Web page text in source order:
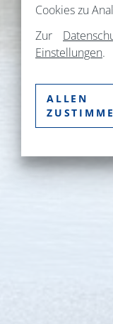
Cookies zu
Zur
Einstellungen.
ALLEN